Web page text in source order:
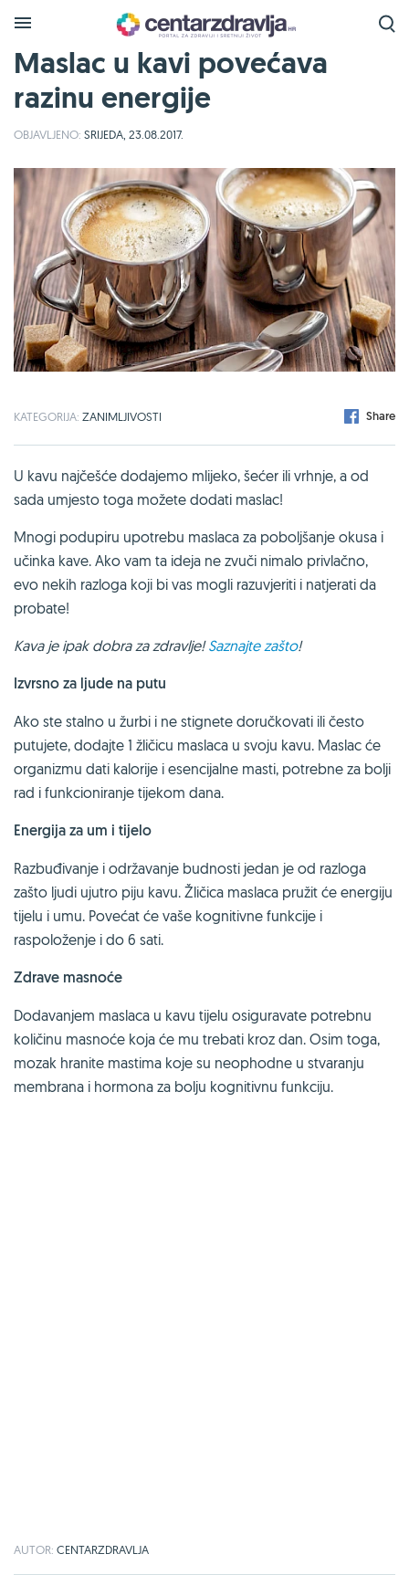
Maslac u kavi povećava
razinu energije
OBJAVLJENO: SRIJEDA, 23.08.2017.
KATEGORIJA: ZANIMLJIVOSTI Share
U kavu najčešće dodajemo mlijeko, šećer ili vrhnje, a od
sada umjesto toga možete dodati maslac!
Mnogi podupiru upotrebu maslaca za poboljšanje okusa i
učinka kave. Ako vam ta ideja ne zvuči nimalo privlačno,
evo nekih razloga koji bi vas mogli razuvjeriti i natjerati da
probate!
Kava je ipak dobra za zdravlje!Saznajte zašto!
Izvrsno za ljude na putu
Ako ste stalno u žurbi i ne stignete doručkovati ili često
putujete, dodajte 1 žličicu maslaca u svoju kavu. Maslac će
organizmu dati kalorije i esencijalne masti, potrebne za bolji
rad i funkcioniranje tijekom dana.
Energija za um i tijelo
Razbuđivanje i održavanje budnosti jedan je od razloga
zašto ljudi ujutro piju kavu. Žličica maslaca pružit će energiju
tijelu i umu. Povećat će vaše kognitivne funkcije i
raspoloženje i do 6 sati.
Zdrave masnoće
Dodavanjem maslaca u kavu tijelu osiguravate potrebnu
količinu masnoće koja će mu trebati kroz dan. Osim toga,
mozak hranite mastima koje su neophodne u stvaranju
membrana i hormona za bolju kognitivnu funkciju.
AUTOR: CENTARZDRAVLJA